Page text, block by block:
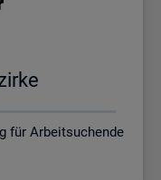
für Arbeitsuchende